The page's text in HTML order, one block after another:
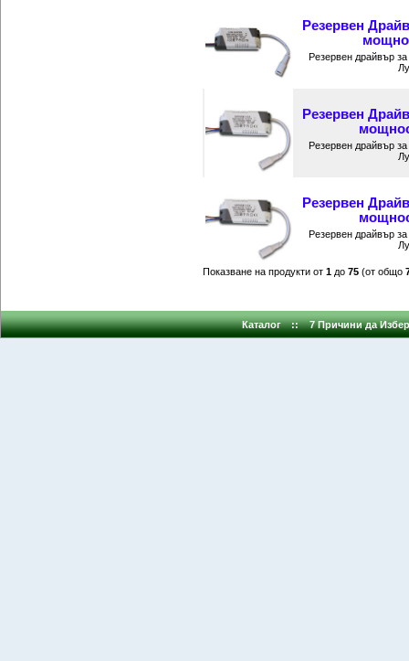
Резервен
Резервен драйвър
Резервен
Резервен драйвър
Резервен
Резервен драйвър
Показване на продукти от 1до 75(от общо
Каталог :: 7 Причини да